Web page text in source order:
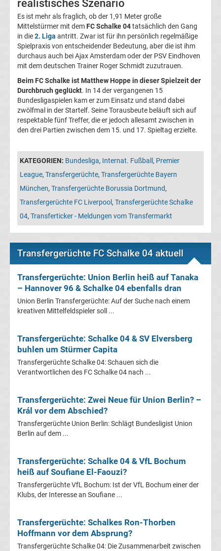
Transfergerüchte
Arminia
Bielefeld
Transfergerüchte
Bayer
Leverkusen
Transfergerüchte
Bayern
München
Transfergerüchte
Borussia
Dortmund
Transfergerüchte
Mönchengladbach
Transfergerüchte
Chemnitzer
FC
Dynamo
Dresden
Transfergerüchte
Eintracht
realistisches Szenario
Es ist mehr als fraglich, ob der 1,91 Meter große
Mittelstürmer mit dem FC Schalke 04tatsächlich den Gang
in die2. Liga antritt. Zwar ist für ihn persönlich regelmäßige
Spielpraxis von entscheidender Bedeutung, aber die ist ihm
durchaus auch bei Ajax Amsterdam oder der PSV Eindhoven
mit dem deutschen Trainer Roger Schmidt zuzutrauen.
Beim FC Schalke ist Matthew Hoppe in dieser Spielzeit der
Durchbruch geglückt. In 14 der vergangenen 15
Bundesligaspielen kam er zum Einsatz und stand dabei
zwölfmal in der Startelf. Seine Torausbeute beläuft sich auf
respektable fünf Treffer, die er jedoch allesamt zwischen in
den drei Partien zwischen dem 15. und 17. Spieltag erzielte.
KATEGORIEN: Bundesliga, Internat. Fußball , Premier
League, Transfergerüchte, Transfergerüchte Bayern
München, Transfergerüchte Borussia Dortmund,
Transfergerüchte FC Liverpool , Transfergerüchte Schalke
04, Transferticker - Meldungen vom Transfermarkt
Transfergerüchte FC Schalke 04 aktuell
Transfergerüchte: Union Berlin heiß auf Tanaka
– Hannover 96 & Schalke 04 ebenfalls dran
Union Berlin Transfergerüchte: Auf der Suche nach einem
kreativen Mittelfeldspieler soll ...
Transfergerüchte: Schalke 04 & SV Elversberg
buhlen um Stürmer Capita
Transfergerüchte Schalke 04: Schauen sich die
Verantwortlichen des FC Schalke 04 nach ...
Transfergerüchte: Zwei Neue für Union Berlin? –
Král vor dem Abschied?
Transfergerüchte Union Berlin: Schlägt Bundesligist Union
Berlin auf dem ...
Transfergerüchte: Schalke 04 & VfL Bochum
heiß auf Soufiane El-Faouzi?
Transfergerüchte VfL Bochum: Ist der VfL Bochum einer der
Klubs, der Interesse an Soufiane ...
Transfergerüchte: Schalkes Ron-Thorben
Hoffmann vor dem Absprung?
Transfergerüchte Schalke 04: Die Zusammenarbeit zwischen